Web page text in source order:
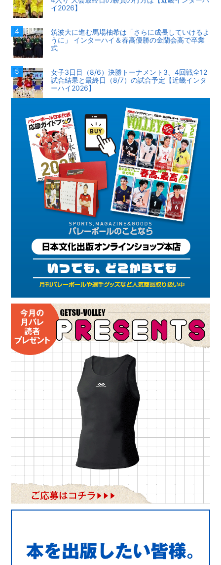
イ2026】
筑波大に進む馬場柚希は「さらに成長していけるよ
うに」 インターハイ＆春高優勝の金蘭会高で卒業
式
女子3日目（8/6）決勝トーナメント3、4回戦全12
試合結果と最終日（8/7）の試合予定【近畿インタ
ーハイ2026】